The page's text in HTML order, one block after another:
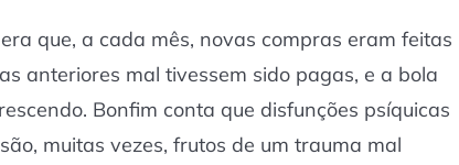
que, a cada mês, novas compras eram feitas
anteriores mal tivessem sido pagas, e a bola
Bonfim conta que disfunções psíquicas
muitas vezes, frutos de um trauma mal